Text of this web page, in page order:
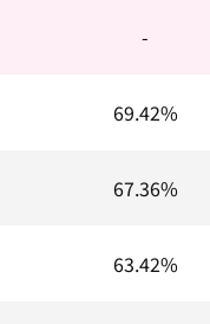
-
69.42%
67.36%
63.42%